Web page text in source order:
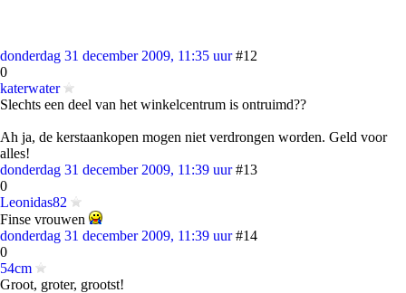
donderdag 31 december 2009, 11:35 uur #12
0
katerwater
Slechts een deel van het winkelcentrum is ontruimd??
Ah ja, de kerstaankopen mogen niet verdrongen worden. Geld voor
alles!
donderdag 31 december 2009, 11:39 uur #13
0
Leonidas82
Finse vrouwen
donderdag 31 december 2009, 11:39 uur #14
0
54cm
Groot, groter, grootst!